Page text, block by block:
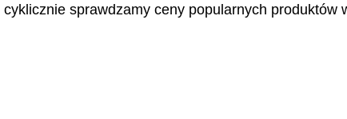
cyklicznie sprawdzamy ceny popularnych produktów